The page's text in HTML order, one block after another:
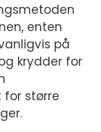
enten
på
krydder for
for større